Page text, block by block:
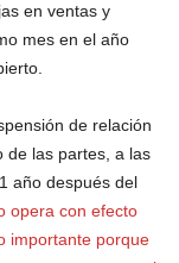
en ventas y
mes en el año
de relación
de las partes, a las
año después del
opera con efecto
importante porque